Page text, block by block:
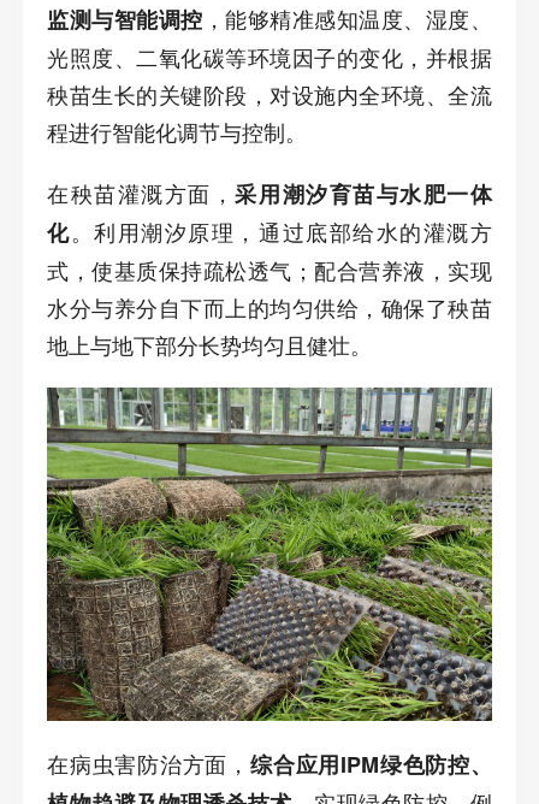
监测与智能调控 ，能够精准感知温度、湿度、
光照度、二氧化碳等环境因子的变化，并根据
秧苗生长的关键阶段，对设施内全环境、全流
程进行智能化调节与控制。
在秧苗灌溉方面，采用潮汐育苗与水肥一体
化。利用潮汐原理，通过底部给水的灌溉方
式，使基质保持疏松透气；配合营养液，实现
水分与养分自下而上的均匀供给，确保了秧苗
地上与地下部分长势均匀且健壮。
在病虫害防治方面， 综合应用IPM绿色防控、